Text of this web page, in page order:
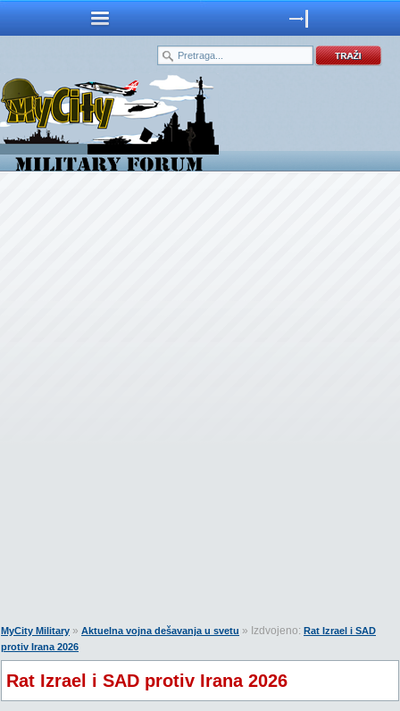
MyCity Military » Aktuelna vojna dešavanja u svetu » Izdvojeno: Rat Izrael i SAD
protiv Irana 2026
Rat Izrael i SAD protiv Irana 2026